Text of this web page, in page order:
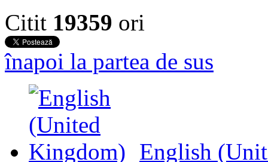
Citit 19359 ori
înapoi la partea de sus
English